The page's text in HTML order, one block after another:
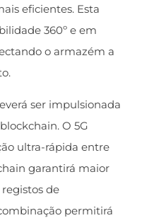
eficientes. Esta
360º e em
o armazém a
ser impulsionada
O 5G
ultra-rápida entre
garantirá maior
de
permitirá